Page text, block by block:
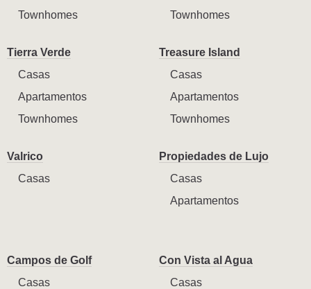
Townhomes
Townhomes
Tierra Verde
Casas
Apartamentos
Townhomes
Treasure Island
Casas
Apartamentos
Townhomes
Valrico
Casas
Propiedades de Lujo
Casas
Apartamentos
Campos de Golf
Casas
Con Vista al Agua
Casas